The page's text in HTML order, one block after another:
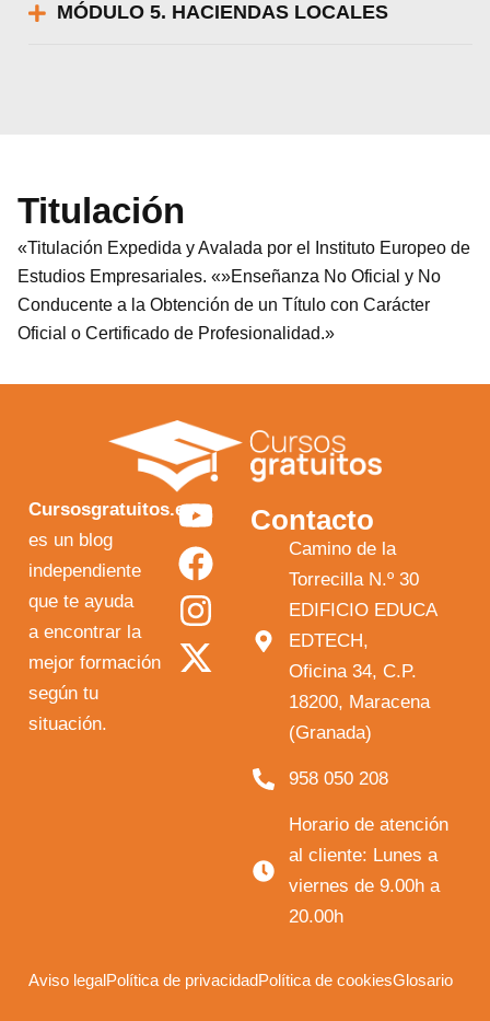
MÓDULO 5. HACIENDAS LOCALES
Titulación
«Titulación Expedida y Avalada por el Instituto Europeo de
Estudios Empresariales. «»Enseñanza No Oficial y No
Conducente a la Obtención de un Título con Carácter
Oficial o Certificado de Profesionalidad.»
Cursosgratuitos.es
es un blog
independiente
que te ayuda
a encontrar la
mejor formación
según tu
situación.
Y
o
u
t
u
F
a
c
e
b
I
n
s
t
a
X
-
t
w
i
Contacto
Camino de la
Torrecilla N.º 30
EDIFICIO EDUCA
EDTECH,
Oficina 34, C.P.
18200, Maracena
(Granada)
958 050 208
Horario de atención
al cliente: Lunes a
viernes de 9.00h a
20.00h
Aviso legalPolítica de privacidadPolítica de cookiesGlosario